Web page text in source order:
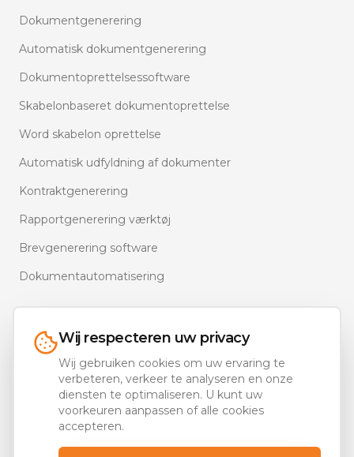
Wij respecteren uw privacy
Wij gebruiken cookies om uw ervaring te
verbeteren, verkeer te analyseren en onze
diensten te optimaliseren. U kunt uw
voorkeuren aanpassen of alle cookies
accepteren.
Dokumentgenerering
Automatisk dokumentgenerering
Dokumentoprettelsessoftware
Skabelonbaseret dokumentoprettelse
Word skabelon oprettelse
Automatisk udfyldning af dokumenter
Kontraktgenerering
Rapportgenerering værktøj
Brevgenerering software
Dokumentautomatisering
Ons portfolio
Documentaal.com — MS 365 Document Automation
Juridische AI — juridisch.ai